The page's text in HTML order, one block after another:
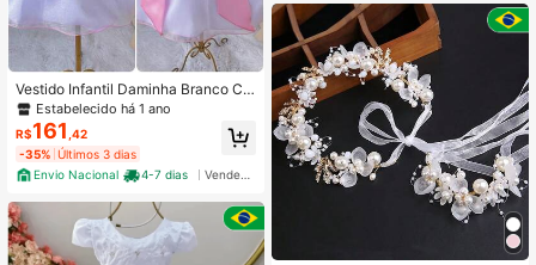
Vestido Infantil Daminha Branco Co
m Rosa Bebê Batizado, Formatura L
uxuoso Midi
Estabelecido há 1 ano
R$161 ,42
-35% Últimos 3 dias
Envio Nacional
4-7 dias